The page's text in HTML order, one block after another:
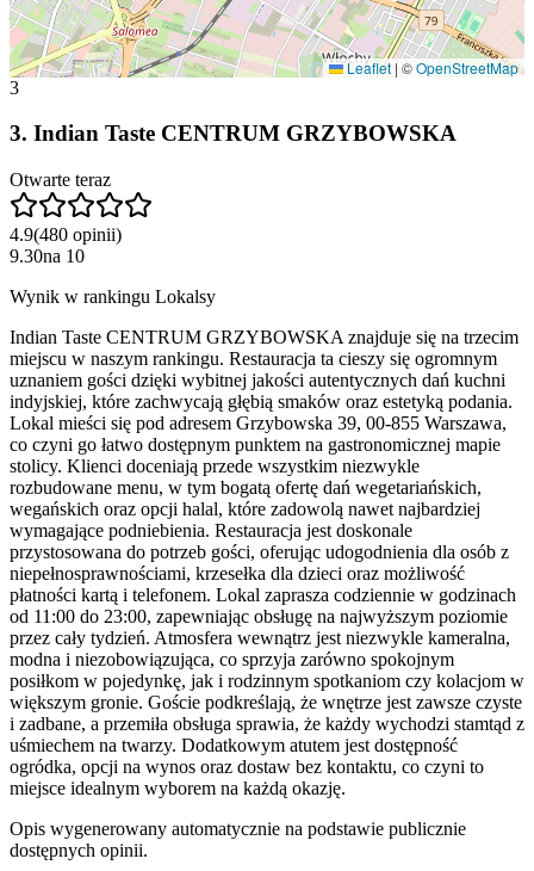
Leaflet | ©OpenStreetMap
3
3. Indian Taste CENTRUM GRZYBOWSKA
Otwarte teraz
4.9(480 opinii)
9.30na 10
Wynik w rankingu Lokalsy
Indian Taste CENTRUM GRZYBOWSKA znajduje się na trzecim
miejscu w naszym rankingu. Restauracja ta cieszy się ogromnym
uznaniem gości dzięki wybitnej jakości autentycznych dań kuchni
indyjskiej, które zachwycają głębią smaków oraz estetyką podania.
Lokal mieści się pod adresem Grzybowska 39, 00-855 Warszawa,
co czyni go łatwo dostępnym punktem na gastronomicznej mapie
stolicy. Klienci doceniają przede wszystkim niezwykle
rozbudowane menu, w tym bogatą ofertę dań wegetariańskich,
wegańskich oraz opcji halal, które zadowolą nawet najbardziej
wymagające podniebienia. Restauracja jest doskonale
przystosowana do potrzeb gości, oferując udogodnienia dla osób z
niepełnosprawnościami, krzesełka dla dzieci oraz możliwość
płatności kartą i telefonem. Lokal zaprasza codziennie w godzinach
od 11:00 do 23:00, zapewniając obsługę na najwyższym poziomie
przez cały tydzień. Atmosfera wewnątrz jest niezwykle kameralna,
modna i niezobowiązująca, co sprzyja zarówno spokojnym
posiłkom w pojedynkę, jak i rodzinnym spotkaniom czy kolacjom w
większym gronie. Goście podkreślają, że wnętrze jest zawsze czyste
i zadbane, a przemiła obsługa sprawia, że każdy wychodzi stamtąd z
uśmiechem na twarzy. Dodatkowym atutem jest dostępność
ogródka, opcji na wynos oraz dostaw bez kontaktu, co czyni to
miejsce idealnym wyborem na każdą okazję.
Opis wygenerowany automatycznie na podstawie publicznie
dostępnych opinii.